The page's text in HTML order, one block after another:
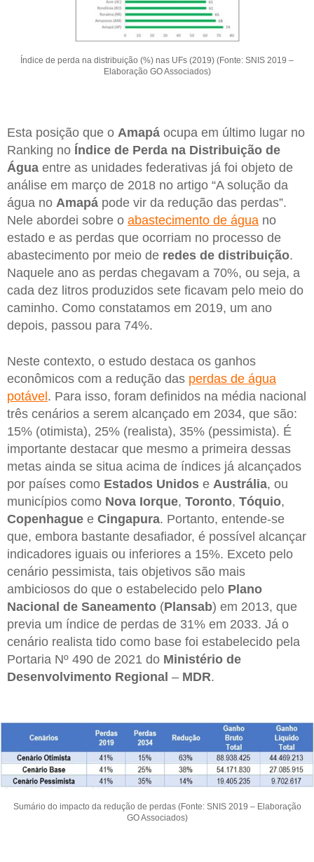
Índice de perda na distribuição (%) nas UFs (2019) (Fonte: SNIS 2019 –
Elaboração GO Associados)
Esta posição que o Amapá ocupa em último lugar no
Ranking no Índice de Perda na Distribuição de
Água entre as unidades federativas já foi objeto de
análise em março de 2018 no artigo “A solução da
água no Amapá pode vir da redução das perdas”.
Nele abordei sobre o abastecimento de água no
estado e as perdas que ocorriam no processo de
abastecimento por meio de redes de distribuição.
Naquele ano as perdas chegavam a 70%, ou seja, a
cada dez litros produzidos sete ficavam pelo meio do
caminho. Como constatamos em 2019, um ano
depois, passou para 74%.
Neste contexto, o estudo destaca os ganhos
econômicos com a redução das perdas de água
potável . Para isso, foram definidos na média nacional
três cenários a serem alcançado em 2034, que são:
15% (otimista), 25% (realista), 35% (pessimista). É
importante destacar que mesmo a primeira dessas
metas ainda se situa acima de índices já alcançados
por países como Estados Unidos e Austrália, ou
municípios como Nova Iorque, Toronto, Tóquio,
Copenhague e Cingapura. Portanto, entende-se
que, embora bastante desafiador, é possível alcançar
indicadores iguais ou inferiores a 15%. Exceto pelo
cenário pessimista, tais objetivos são mais
ambiciosos do que o estabelecido pelo Plano
Nacional de Saneamento (Plansab) em 2013, que
previa um índice de perdas de 31% em 2033. Já o
cenário realista tido como base foi estabelecido pela
Portaria Nº 490 de 2021 do Ministério de
Desenvolvimento Regional – MDR.
Sumário do impacto da redução de perdas (Fonte: SNIS 2019 – Elaboração
GO Associados)